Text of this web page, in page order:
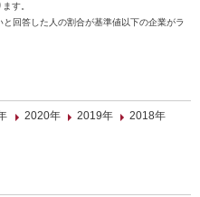
す。
回答した人の割合が基準値以下の企業がラ
2020年 2019年
2018年